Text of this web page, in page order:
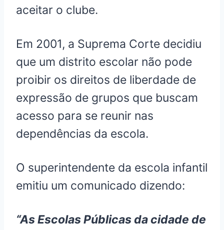
aceitar o clube.
​​Em 2001, a Suprema Corte decidiu
que um distrito escolar não pode
proibir os direitos de liberdade de
expressão de grupos que buscam
acesso para se reunir nas
dependências da escola.
O superintendente da escola infantil
emitiu um comunicado dizendo:
“As Escolas Públicas da cidade de